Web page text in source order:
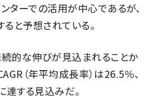
ターでの活用が中心であるが、
と予想されている。
的な伸びが見込まれることか
（年平均成長率）は26.5％、
する見込みだ。